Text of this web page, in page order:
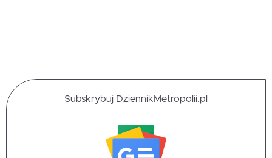
Subskrybuj DziennikMetropolii.pl